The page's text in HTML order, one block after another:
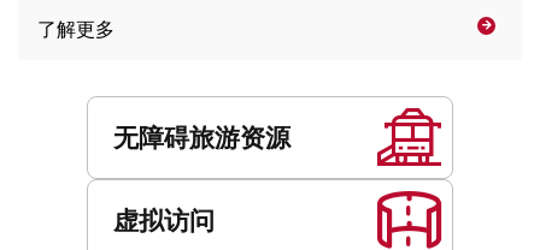
了解更多
无障碍旅游资源
虚拟访问